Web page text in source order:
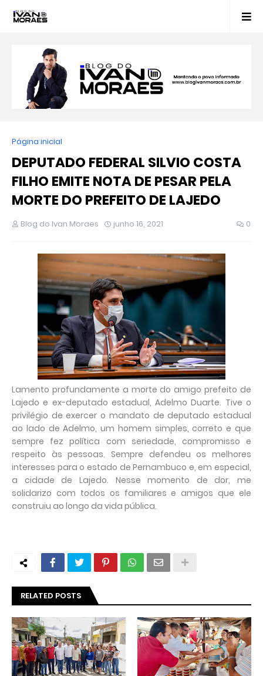
Página inicial
DEPUTADO FEDERAL SILVIO COSTA
FILHO EMITE NOTA DE PESAR PELA
MORTE DO PREFEITO DE LAJEDO
Blog do Ivan Moraes junho 16, 2021 0
Lamento profundamente a morte do amigo prefeito de
Lajedo e ex-deputado estadual, Adelmo Duarte. Tive o
privilégio de exercer o mandato de deputado estadual
ao lado de Adelmo, um homem simples, correto e que
sempre fez política com seriedade, compromisso e
respeito às pessoas. Sempre defendeu os melhores
interesses para o estado de Pernambuco e, em especial,
a cidade de Lajedo. Nesse momento de dor, me
solidarizo com todos os familiares e amigos que ele
construiu ao longo da vida pública.
RELATED POSTS